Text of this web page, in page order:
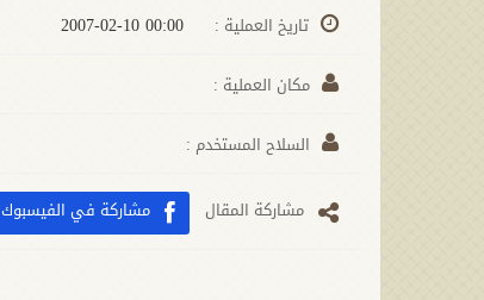
تاريخ العملية :
مكان العملية :
السلاح المستخدم :
مشارکة المقال مشاركة في الفيسبوك